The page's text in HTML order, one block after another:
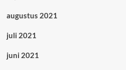
augustus 2021
juli 2021
juni 2021